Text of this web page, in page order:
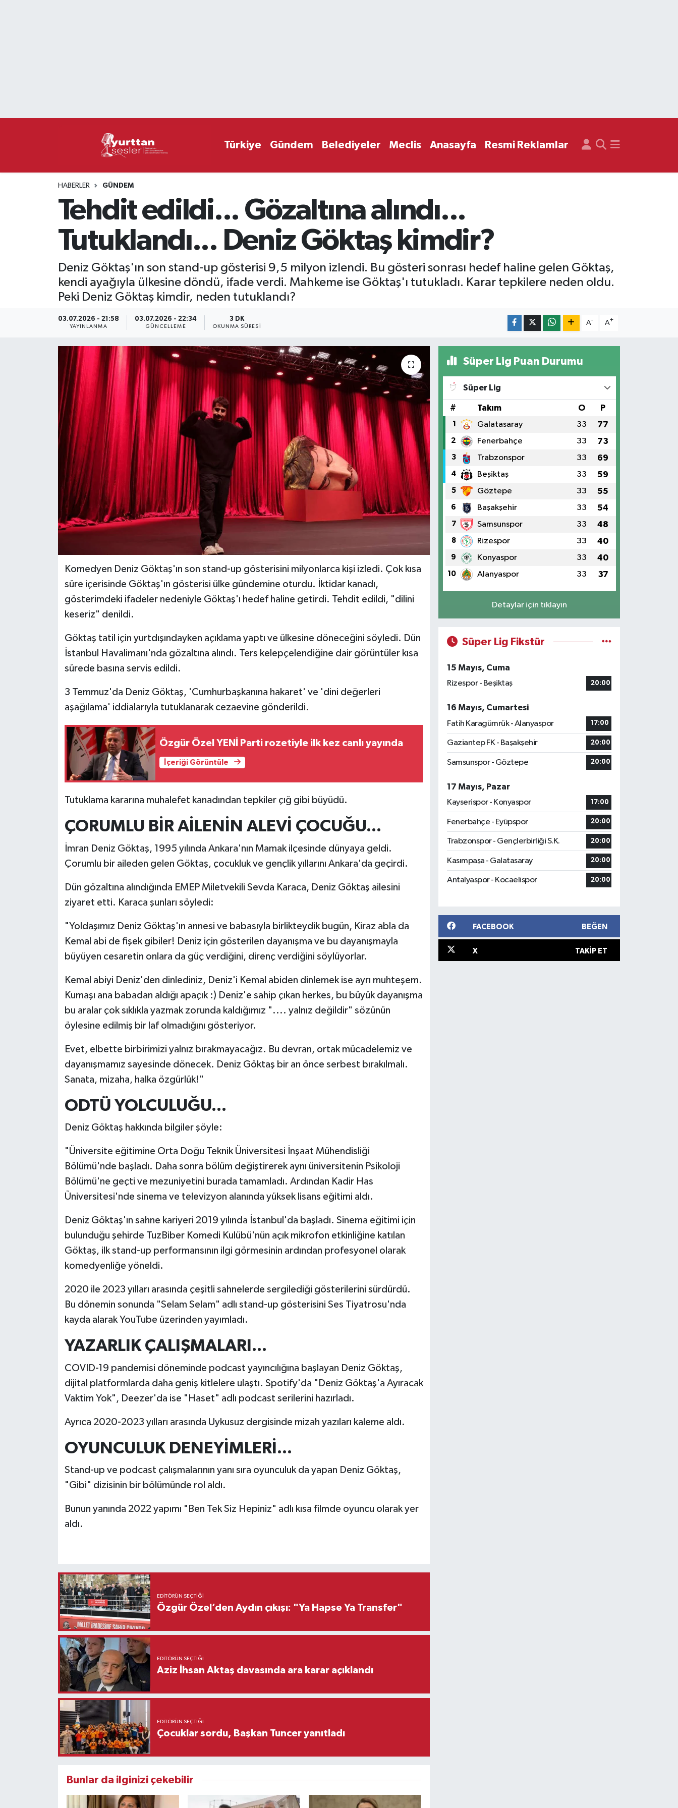
Türkiye Gündem Belediyeler Meclis Anasayfa Resmi Reklamlar
HABERLER GÜNDEM
Tehdit edildi... Gözaltına alındı...
Tutuklandı... Deniz Göktaş kimdir?
Deniz Göktaş'ın son stand-up gösterisi 9,5 milyon izlendi. Bu gösteri sonrası hedef haline gelen Göktaş,
kendi ayağıyla ülkesine döndü, ifade verdi. Mahkeme ise Göktaş'ı tutukladı. Karar tepkilere neden oldu.
Peki Deniz Göktaş kimdir, neden tutuklandı?
03.07.2026 - 21:58
YAYINLANMA
03.07.2026 - 22:34
GÜNCELLEME
3 DK
OKUNMA SÜRESI
A- A+
Komedyen Deniz Göktaş'ın son stand-up gösterisini milyonlarca kişi izledi. Çok kısa
süre içerisinde Göktaş'ın gösterisi ülke gündemine oturdu. İktidar kanadı,
gösterimdeki ifadeler nedeniyle Göktaş'ı hedef haline getirdi. Tehdit edildi, "dilini
keseriz" denildi.
Göktaş tatil için yurtdışındayken açıklama yaptı ve ülkesine döneceğini söyledi. Dün
İstanbul Havalimanı'nda gözaltına alındı. Ters kelepçelendiğine dair görüntüler kısa
sürede basına servis edildi.
3 Temmuz'da Deniz Göktaş, 'Cumhurbaşkanına hakaret' ve 'dini değerleri
aşağılama' iddialarıyla tutuklanarak cezaevine gönderildi.
Özgür Özel YENİ Parti rozetiyle ilk kez canlı yayında
İçeriği Görüntüle
Tutuklama kararına muhalefet kanadından tepkiler çığ gibi büyüdü.
ÇORUMLU BİR AİLENİN ALEVİ ÇOCUĞU...
İmran Deniz Göktaş, 1995 yılında Ankara'nın Mamak ilçesinde dünyaya geldi.
Çorumlu bir aileden gelen Göktaş, çocukluk ve gençlik yıllarını Ankara'da geçirdi.
Dün gözaltına alındığında EMEP Miletvekili Sevda Karaca, Deniz Göktaş ailesini
ziyaret etti. Karaca şunları söyledi:
"Yoldaşımız Deniz Göktaş'ın annesi ve babasıyla birlikteydik bugün, Kiraz abla da
Kemal abi de fişek gibiler! Deniz için gösterilen dayanışma ve bu dayanışmayla
büyüyen cesaretin onlara da güç verdiğini, direnç verdiğini söylüyorlar.
Kemal abiyi Deniz'den dinlediniz, Deniz'i Kemal abiden dinlemek ise ayrı muhteşem.
Kumaşı ana babadan aldığı apaçık :) Deniz'e sahip çıkan herkes, bu büyük dayanışma
bu aralar çok sıklıkla yazmak zorunda kaldığımız ".... yalnız değildir" sözünün
öylesine edilmiş bir laf olmadığını gösteriyor.
Evet, elbette birbirimizi yalnız bırakmayacağız. Bu devran, ortak mücadelemiz ve
dayanışmamız sayesinde dönecek. Deniz Göktaş bir an önce serbest bırakılmalı.
Sanata, mizaha, halka özgürlük!"
ODTÜ YOLCULUĞU...
Deniz Göktaş hakkında bilgiler şöyle:
"Üniversite eğitimine Orta Doğu Teknik Üniversitesi İnşaat Mühendisliği
Bölümü'nde başladı. Daha sonra bölüm değiştirerek aynı üniversitenin Psikoloji
Bölümü'ne geçti ve mezuniyetini burada tamamladı. Ardından Kadir Has
Üniversitesi'nde sinema ve televizyon alanında yüksek lisans eğitimi aldı.
Deniz Göktaş'ın sahne kariyeri 2019 yılında İstanbul'da başladı. Sinema eğitimi için
bulunduğu şehirde TuzBiber Komedi Kulübü'nün açık mikrofon etkinliğine katılan
Göktaş, ilk stand-up performansının ilgi görmesinin ardından profesyonel olarak
komedyenliğe yöneldi.
2020 ile 2023 yılları arasında çeşitli sahnelerde sergilediği gösterilerini sürdürdü.
Bu dönemin sonunda "Selam Selam" adlı stand-up gösterisini Ses Tiyatrosu'nda
kayda alarak YouTube üzerinden yayımladı.
YAZARLIK ÇALIŞMALARI...
COVID-19 pandemisi döneminde podcast yayıncılığına başlayan Deniz Göktaş,
dijital platformlarda daha geniş kitlelere ulaştı. Spotify'da "Deniz Göktaş'a Ayıracak
Vaktim Yok", Deezer'da ise "Haset" adlı podcast serilerini hazırladı.
Ayrıca 2020-2023 yılları arasında Uykusuz dergisinde mizah yazıları kaleme aldı.
OYUNCULUK DENEYİMLERİ...
Stand-up ve podcast çalışmalarının yanı sıra oyunculuk da yapan Deniz Göktaş,
"Gibi" dizisinin bir bölümünde rol aldı.
Bunun yanında 2022 yapımı "Ben Tek Siz Hepiniz" adlı kısa filmde oyuncu olarak yer
aldı.
EDITÖRÜN SEÇTIĞI
Özgür Özel’den Aydın çıkışı: "Ya Hapse Ya Transfer"
EDITÖRÜN SEÇTIĞI
Aziz İhsan Aktaş davasında ara karar açıklandı
EDITÖRÜN SEÇTIĞI
Çocuklar sordu, Başkan Tuncer yanıtladı
Bunlar da ilginizi çekebilir
Süper Lig Puan Durumu
Süper Lig
# Takım O P
1 Galatasaray 33 77
2 Fenerbahçe 33 73
3 Trabzonspor 33 69
4 Beşiktaş 33 59
5 Göztepe 33 55
6 Başakşehir 33 54
7 Samsunspor 33 48
8 Rizespor 33 40
9 Konyaspor 33 40
10 Alanyaspor 33 37
Detaylar için tıklayın
Süper Lig Fikstür
15 Mayıs, Cuma
Rizespor - Beşiktaş
20:00
16 Mayıs, Cumartesi
Fatih Karagümrük - Alanyaspor
17:00
Gaziantep FK - Başakşehir 20:00
Samsunspor - Göztepe 20:00
17 Mayıs, Pazar
Kayserispor - Konyaspor
17:00
Fenerbahçe - Eyüpspor 20:00
Trabzonspor - Gençlerbirliği S.K. 20:00
Kasımpaşa - Galatasaray 20:00
Antalyaspor - Kocaelispor 20:00
FACEBOOK BEĞEN
X TAKIP ET
Süper Lig Puan Durumu ve Fikstür
Haber Arşivi